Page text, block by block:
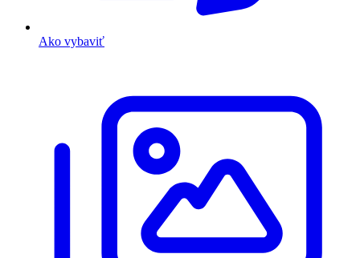
Ako vybaviť